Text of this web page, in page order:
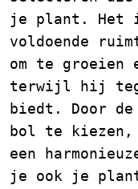
je plant. Het
voldoende
om te groeien
terwijl hij
biedt. Door
bol te
een
je ook je